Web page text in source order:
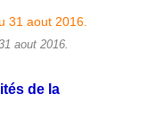
aout 2016.
de la